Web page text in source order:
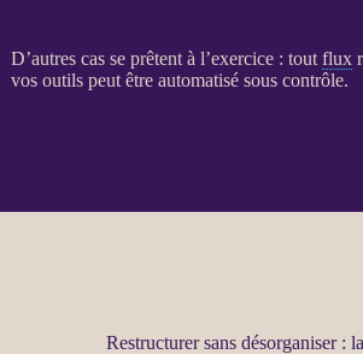
D’autres cas se prêtent à l’exercice : tout flux
vos outils peut être automatisésous contrôle.
Restructurer sans désorganiser :